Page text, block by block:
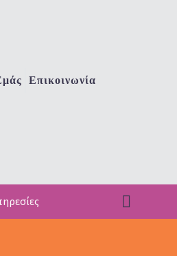
Επικοινωνία